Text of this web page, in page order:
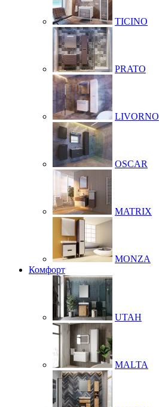
TICINO
PRATO
LIVORNO
OSCAR
MATRIX
MONZA
Комфорт
UTAH
MALTA